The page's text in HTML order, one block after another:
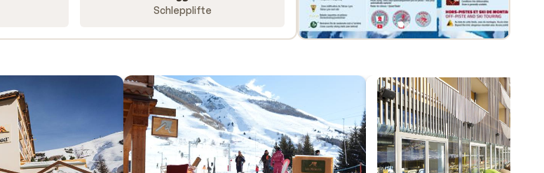
zu vergessen: die legendäre Après-Ski- und
Schlepplifte